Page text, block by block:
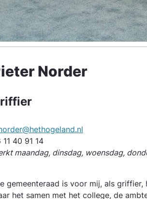
Norder
11 40 91 14
maandag, dinsdag, woensdag,
gemeente­raad is voor mij, als
het samen met het college, de